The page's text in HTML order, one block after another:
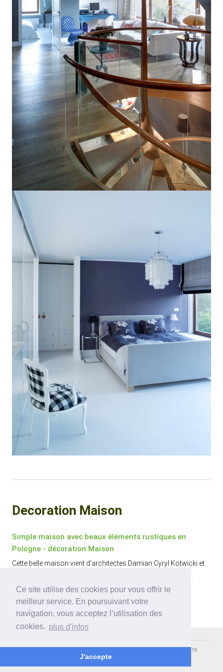
Ce site utilise des cookies pour vous offrir le
meilleur service. En poursuivant votre
navigation, vous acceptez l’utilisation des
cookies. plus d'infos
J'accepte
Decoration Maison
Simple maison avec beaux éléments rustiques en
Pologne - décoration Maison
Cette belle maison vient d'architectes Damian Cyryl Kotwicki et
se trouve à Varsovie, en Pologne, sur un terrain de 560 m².
©2026Agence immobilière by France Developpement - Partenaire
hotel orleans